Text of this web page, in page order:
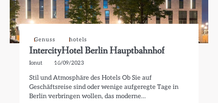
Genuss hotels
IntercityHotel Berlin Hauptbahnhof
Ionut 16/09/2023
Stil und Atmosphäre des Hotels Ob Sie auf
Geschäftsreise sind oder wenige aufgeregte Tage in
Berlin verbringen wollen, das moderne…